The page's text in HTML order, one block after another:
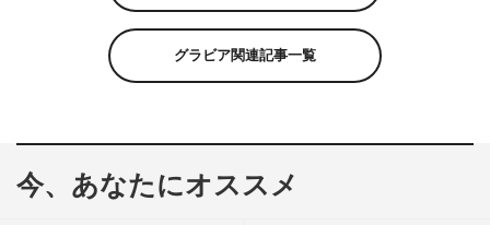
や『ポンキッキーズ』のジャカジャカジャンケンで活躍し
た「ゴー！ゴー！コニーちゃん」など、おなじみのキャラ
ー。
グラビア関連記事一覧
今、あなたにオススメ